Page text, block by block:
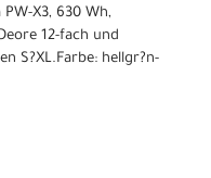
PW-X3, 630 Wh,
12-fach und
S?XL.Farbe: hellgr?n-